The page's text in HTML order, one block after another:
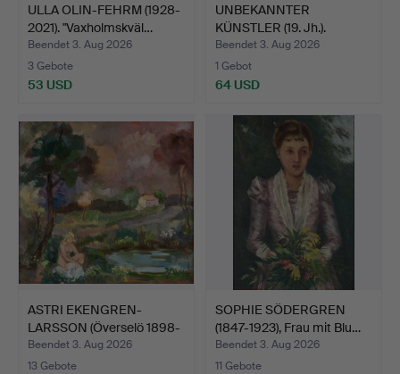
ULLA OLIN-FEHRM (1928-
2021). "Vaxholmskväl…
Beendet 3. Aug 2026
3 Gebote
53 USD
UNBEKANNTER
KÜNSTLER (19. Jh.).
Hafenansic…
Beendet 3. Aug 2026
1 Gebot
64 USD
ASTRI EKENGREN-
LARSSON (Överselö 1898-
199…
Beendet 3. Aug 2026
13 Gebote
SOPHIE SÖDERGREN
(1847-1923), Frau mit Blu…
Beendet 3. Aug 2026
11 Gebote